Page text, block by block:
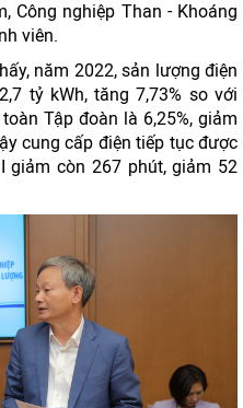
Công nghiệp Than - Khoáng
viên.
năm 2022, sản lượng điện
tỷ kWh, tăng 7,73% so với
Tập đoàn là 6,25%, giảm
cung cấp điện tiếp tục được
giảm còn 267 phút, giảm 52